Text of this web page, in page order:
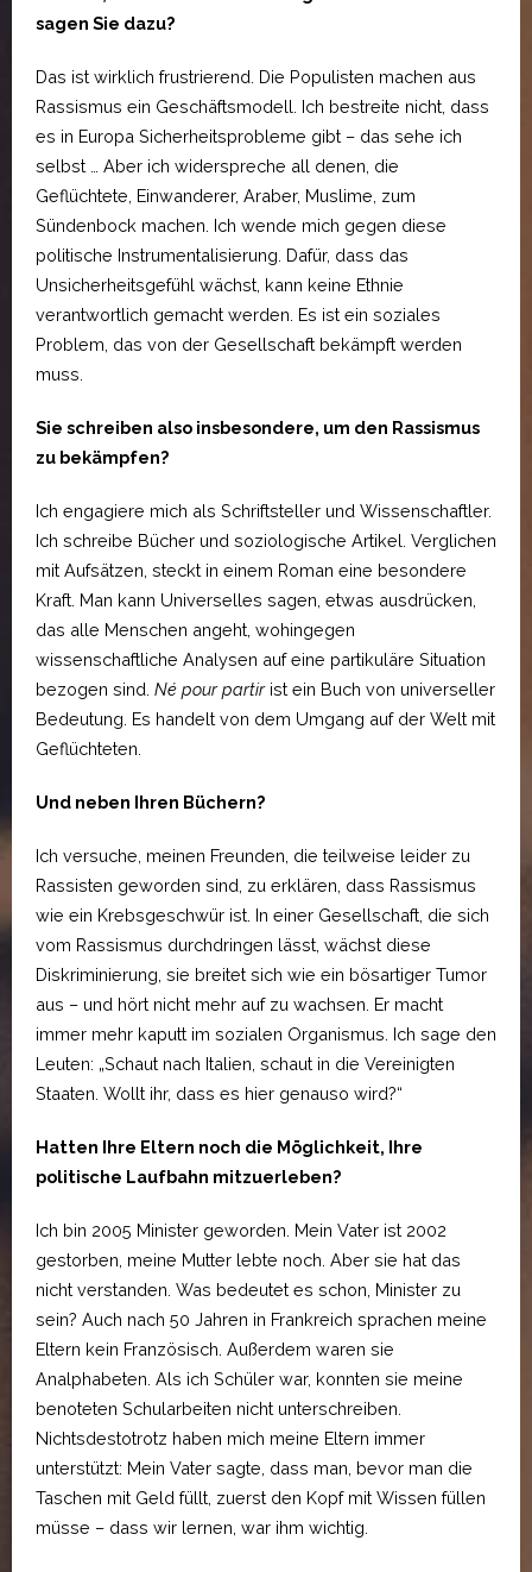
sagen Sie dazu?
Das ist wirklich frustrierend. Die Populisten machen aus
Rassismus ein Geschäftsmodell. Ich bestreite nicht, dass
es in Europa Sicherheitsprobleme gibt – das sehe ich
selbst … Aber ich widerspreche all denen, die
Geflüchtete, Einwanderer, Araber, Muslime, zum
Sündenbock machen. Ich wende mich gegen diese
politische Instrumentalisierung. Dafür, dass das
Unsicherheitsgefühl wächst, kann keine Ethnie
verantwortlich gemacht werden. Es ist ein soziales
Problem, das von der Gesellschaft bekämpft werden
muss.
Sie schreiben also insbesondere, um den Rassismus
zu bekämpfen?
Ich engagiere mich als Schriftsteller und Wissenschaftler.
Ich schreibe Bücher und soziologische Artikel. Verglichen
mit Aufsätzen, steckt in einem Roman eine besondere
Kraft. Man kann Universelles sagen, etwas ausdrücken,
das alle Menschen angeht, wohingegen
wissenschaftliche Analysen auf eine partikuläre Situation
bezogen sind. Né pour partirist ein Buch von universeller
Bedeutung. Es handelt von dem Umgang auf der Welt mit
Geflüchteten.
Und neben Ihren Büchern?
Ich versuche, meinen Freunden, die teilweise leider zu
Rassisten geworden sind, zu erklären, dass Rassismus
wie ein Krebsgeschwür ist. In einer Gesellschaft, die sich
vom Rassismus durchdringen lässt, wächst diese
Diskriminierung, sie breitet sich wie ein bösartiger Tumor
aus – und hört nicht mehr auf zu wachsen. Er macht
immer mehr kaputt im sozialen Organismus. Ich sage den
Leuten: „Schaut nach Italien, schaut in die Vereinigten
Staaten. Wollt ihr, dass es hier genauso wird?“
Hatten Ihre Eltern noch die Möglichkeit, Ihre
politische Laufbahn mitzuerleben?
Ich bin 2005 Minister geworden. Mein Vater ist 2002
gestorben, meine Mutter lebte noch. Aber sie hat das
nicht verstanden. Was bedeutet es schon, Minister zu
sein? Auch nach 50 Jahren in Frankreich sprachen meine
Eltern kein Französisch. Außerdem waren sie
Analphabeten. Als ich Schüler war, konnten sie meine
benoteten Schularbeiten nicht unterschreiben.
Nichtsdestotrotz haben mich meine Eltern immer
unterstützt: Mein Vater sagte, dass man, bevor man die
Taschen mit Geld füllt, zuerst den Kopf mit Wissen füllen
müsse – dass wir lernen, war ihm wichtig.